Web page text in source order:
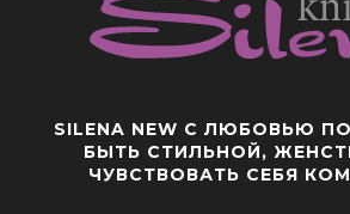
SILENA NEW С ЛЮБОВЬЮ
БЫТЬ СТИЛЬНОЙ,
ЧУВСТВОВАТЬ СЕБЯ